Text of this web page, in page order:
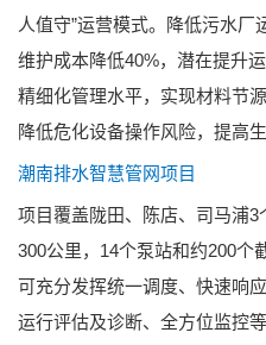
人值守”运营模式。降低污水厂
维护成本降低40%，潜在提升
精细化管理水平，实现材料节
降低危化设备操作风险，提高
潮南排水智慧管网项目
项目覆盖陇田、陈店、司马浦
300公里，14个泵站和约200个
可充分发挥统一调度、快速响
运行评估及诊断、全方位监控